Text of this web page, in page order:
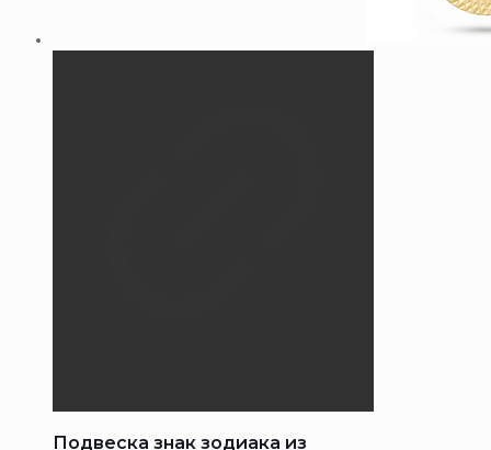
Подвеска знак зодиака из